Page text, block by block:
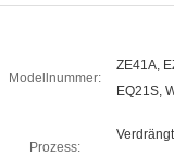
Modellnummer:
ZE41A,
EQ21S,
Prozess: